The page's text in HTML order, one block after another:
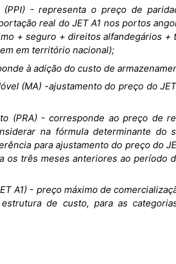
- representa o preço de
real do JET A1 nos portos
+ seguro + direitos alfandegários +
em território nacional);
à adição do custo de
(MA) -ajustamento do preço do
(PRA) - corresponde ao preço de
na fórmula determinante do
para ajustamento do preço do
os três meses anteriores ao período
A1) - preço máximo de
de custo, para as